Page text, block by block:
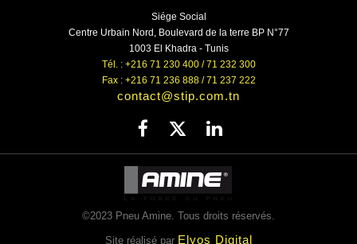
Siége Social
Centre Urbain Nord, Boulevard de la terre BP N°77
1003 El Khadra - Tunis
Tél. : +216 71 230 400 / 71 232 300
Fax : +216 71 236 888 / 71 237 222
contact@stip.com.tn
©2023 Pneu Amine. Tous droits réservés.
Site réalisé par Elyos Digital